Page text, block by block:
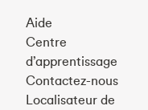
Aide
Centre
d’apprentissage
Contactez-nous
Localisateur de